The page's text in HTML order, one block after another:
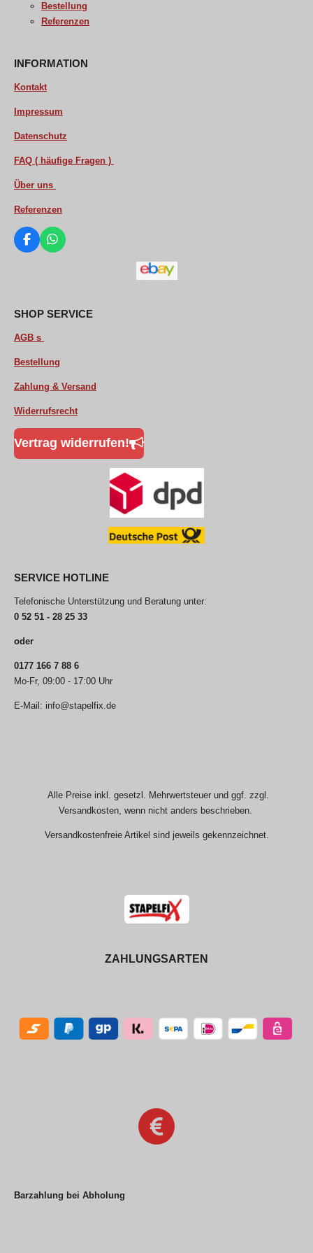
Bestellung
Referenzen
INFORMATION
Kontakt
Impressum
Datenschutz
FAQ ( häufige Fragen )
Über uns
Referenzen
F
a
o
W
h
p
SHOP SERVICE
AGB s
Bestellung
Zahlung & Versand
Widerrufsrecht
Vertrag widerrufen!
SERVICE HOTLINE
Telefonische Unterstützung und Beratung unter:
0 52 51 - 28 25 33
oder
0177 166 7 88 6
Mo-Fr, 09:00 - 17:00 Uhr
E-Mail: info@stapelfix.de
Alle Preise inkl. gesetzl. Mehrwertsteuer und ggf. zzgl.
Versandkosten, wenn nicht anders beschrieben.
Versandkostenfreie Artikel sind jeweils gekennzeichnet.
ZAHLUNGSARTEN
Barzahlung bei Abholung